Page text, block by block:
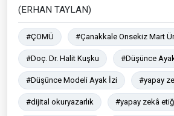
(ERHAN TAYLAN)
#ÇOMÜ #Çanakkale Onsekiz Mart
#Doç. Dr. Halit Kuşku #Düşünce
#Düşünce Modeli Ayak İzi #yapay
#dijital okuryazarlık #yapay zekâ